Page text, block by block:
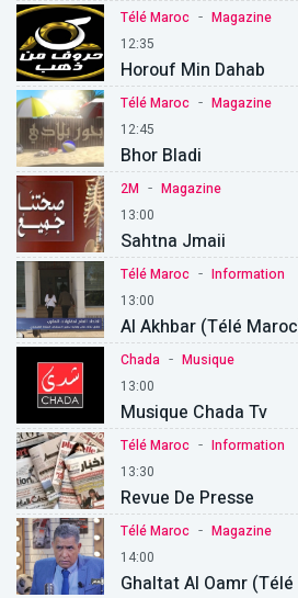
Télé Maroc - Magazine
12:35
Horouf Min Dahab
Télé Maroc - Magazine
12:45
Bhor Bladi
2M - Magazine
13:00
Sahtna Jmaii
Télé Maroc - Information
13:00
Al Akhbar (Télé
Chada - Musique
13:00
Musique Chada Tv
Télé Maroc - Information
13:30
Revue De Presse
Télé Maroc - Magazine
14:00
Ghaltat Al Oamr